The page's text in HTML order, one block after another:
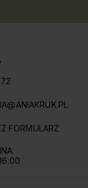
FORMULARZ